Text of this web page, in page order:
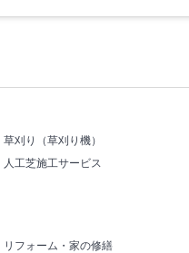
草刈り（草刈り機）
人工芝施工サービス
リフォーム・家の修繕